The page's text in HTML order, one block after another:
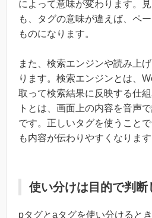
によって意味が変わります。
も、タグの意味が違えば、ペ
ものになります。
また、検索エンジンや読み上
ります。検索エンジンとは、
取って検索結果に反映する仕
トとは、画面上の内容を音声
です。正しいタグを使うこと
も内容が伝わりやすくなります
使い分けは目的で判断
pタグとaタグを使い分けると